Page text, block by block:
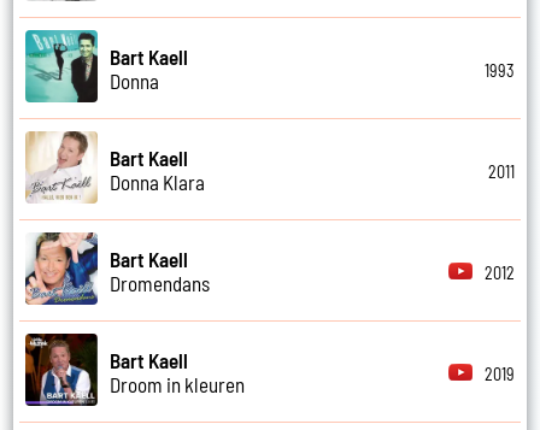
Bart Kaell
Donna
1993
Bart Kaell
Donna Klara
2011
Bart Kaell
Dromendans
2012
Bart Kaell
Droom in kleuren
2019